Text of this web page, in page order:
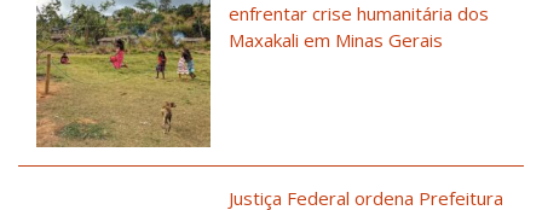
enfrentar crise humanitária dos
Maxakali em Minas Gerais
Justiça Federal ordena Prefeitura